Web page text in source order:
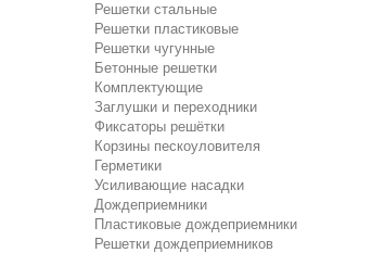
Решетки стальные
Решетки пластиковые
Решетки чугунные
Бетонные решетки
Комплектующие
Заглушки и переходники
Фиксаторы решётки
Корзины пескоуловителя
Герметики
Усиливающие насадки
Дождеприемники
Пластиковые дождеприемники
Решетки дождеприемников